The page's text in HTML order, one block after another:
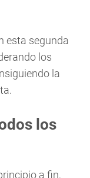
esta segunda
los
la
los
a fin,